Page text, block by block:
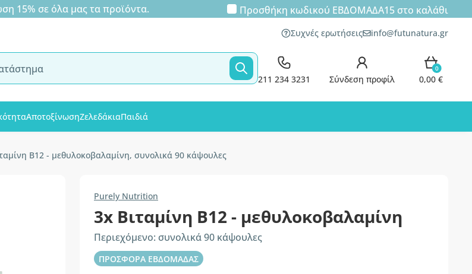
15% σε όλα μας τα προϊόντα. Προσθήκη κωδικού ΕΒΔΟΜΑΔΑ15στο καλάθι
Συχνές ερωτήσεις info@futunatura.gr
211 234 3231 Σύνδεση προφίλ
0
0,00 €
ΑποτοξίνωσηΖελεδάκιαΠαιδιά
Β12 - μεθυλοκοβαλαμίνη, συνολικά 90 κάψουλες
Purely Nutrition
3x Βιταμίνη Β12 - μεθυλοκοβαλαμίνη
Περιεχόμενο: συνολικά 90 κάψουλες
ΠΡΟΣΦΟΡΑ ΕΒΔΟΜΑΔΑΣ